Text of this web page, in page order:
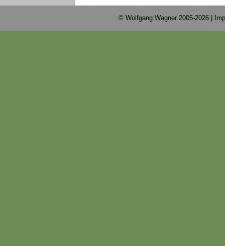
© Wolfgang Wagner 2005-2026 |